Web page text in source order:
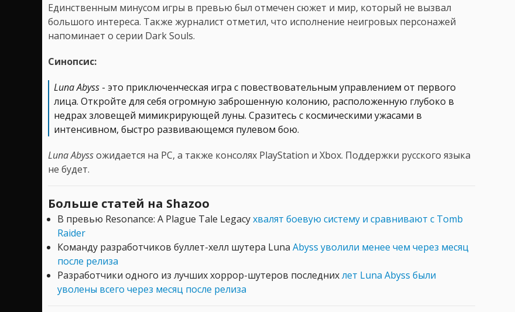
Единственным минусом игры в превью был отмечен сюжет и мир, который не вызвал
большого интереса. Также журналист отметил, что исполнение неигровых персонажей
напоминает о серии Dark Souls.
Синопсис:
Luna Abyss - это приключенческая игра с повествовательным управлением от первого
лица. Откройте для себя огромную заброшенную колонию, расположенную глубоко в
недрах зловещей мимикрирующей луны. Сразитесь с космическими ужасами в
интенсивном, быстро развивающемся пулевом бою.
Luna Abyssожидается на PC, а также консолях PlayStation и Xbox. Поддержки русского языка
не будет.
Больше статей на Shazoo
В превью Resonance: A Plague Tale Legacyхвалят боевую систему и сравнивают с Tomb
Raider
Команду разработчиков буллет-хелл шутера Luna Abyss уволили менее чем через месяц
после релиза
Разработчики одного из лучших хоррор-шутеров последнихлет Luna Abyss были
уволены всего через месяц после релиза